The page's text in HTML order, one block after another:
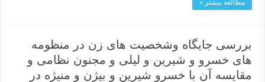
مطالعه بیشتر »
بررسی جایگاه وشخصیت های زن در منظومه
های خسرو و شیرین و لیلی و مجنون نظامی و
مقایسه آن با خسرو شیرین و بیژن و منیژه در